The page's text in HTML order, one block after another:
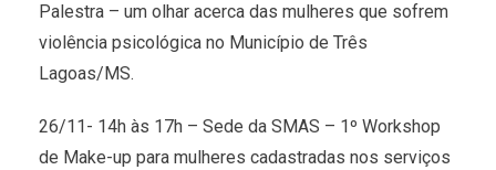
Palestra – um olhar acerca das mulheres que sofrem
violência psicológica no Município de Três
Lagoas/MS.
26/11- 14h às 17h – Sede da SMAS – 1º Workshop
de Make-up para mulheres cadastradas nos serviços